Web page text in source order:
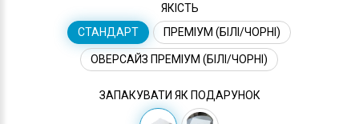
ЯКІСТЬ
СТАНДАРТ
ПРЕМІУМ (БІЛІ/ЧОРНІ)
ОВЕРСАЙЗ ПРЕМІУМ (БІЛІ/ЧОРНІ)
ЗАПАКУВАТИ ЯК ПОДАРУНОК